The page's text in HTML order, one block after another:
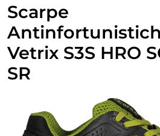
Scarpe
Vetrix S3S HRO
SR